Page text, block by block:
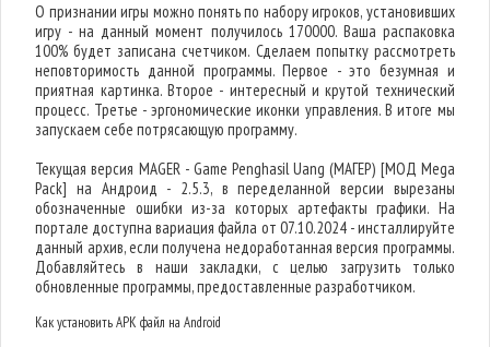
О признании игры можно понять по набору игроков, установивших
игру - на данный момент получилось 170000. Ваша распаковка
100% будет записана счетчиком. Сделаем попытку рассмотреть
неповторимость данной программы. Первое - это безумная и
приятная картинка. Второе - интересный и крутой технический
процесс. Третье - эргономические иконки управления. В итоге мы
запускаем себе потрясающую программу.
Текущая версия MAGER - Game Penghasil Uang (МАГЕР) [МОД Mega
Pack] на Андроид - 2.5.3, в переделанной версии вырезаны
обозначенные ошибки из-за которых артефакты графики. На
портале доступна вариация файла от 07.10.2024 - инсталлируйте
данный архив, если получена недоработанная версия программы.
Добавляйтесь в наши закладки, с целью загрузить только
обновленные программы, предоставленные разработчиком.
Как установить APK файл на Android